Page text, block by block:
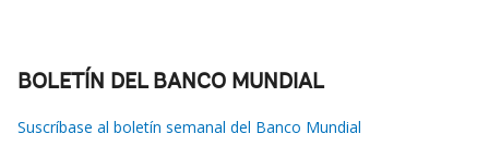
BOLETÍN DEL BANCO MUNDIAL
Suscríbase al boletín semanal del Banco Mundial